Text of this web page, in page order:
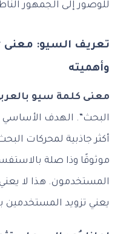
للوصور إلى الجمهور
تعريف السيو: معنى
وأهميته
معنى كلمة سيو
البحث”. الهدف
أكثر جاذبية لمحركات
موثوقًا وذا صلة
المستخدمون. هذا لا
يعني تزويد